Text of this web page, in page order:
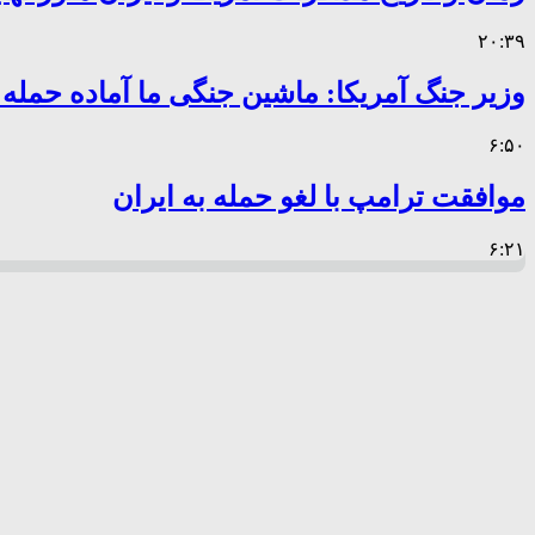
۲۰:۳۹
وزیر جنگ آمریکا: ماشین جنگی ما آماده
۶:۵۰
موافقت ترامپ با لغو حمله به ایران
۶:۲۱